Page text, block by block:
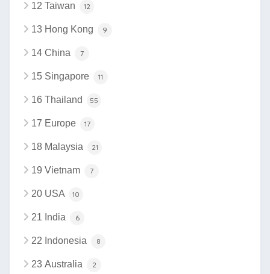
12 Taiwan 12
13 Hong Kong 9
14 China 7
15 Singapore 11
16 Thailand 55
17 Europe 17
18 Malaysia 21
19 Vietnam 7
20 USA 10
21 India 6
22 Indonesia 8
23 Australia 2